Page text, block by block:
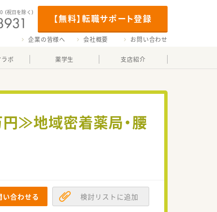
【無料】転職サポート登録
（祝日を除く）
企業の皆様へ 会社概要 お問い合わせ
ボ 薬学生 支店紹介
≫地域密着薬局・腰
い合わせる 検討リストに追加